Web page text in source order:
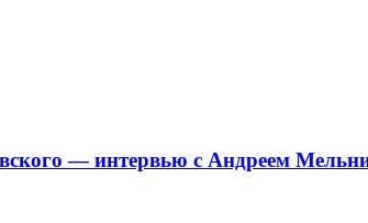
— интервью с Андреем